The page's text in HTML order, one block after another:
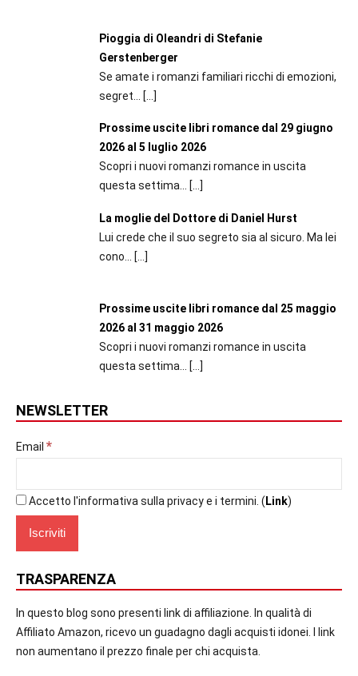
Pioggia di Oleandri di Stefanie
Gerstenberger
Se amate i romanzi familiari ricchi di emozioni,
segret...
[…]
Prossime uscite libri romance dal 29 giugno
2026 al 5 luglio 2026
Scopri i nuovi romanzi romance in uscita
questa settima... […]
La moglie del Dottore di Daniel Hurst
Lui crede che il suo segreto sia al sicuro. Ma lei
cono...
[…]
Prossime uscite libri romance dal 25 maggio
2026 al 31 maggio 2026
Scopri i nuovi romanzi romance in uscita
questa settima...
[…]
NEWSLETTER
Email *
Accetto l'informativa sulla privacy e i termini. ( Link)
TRASPARENZA
In questo blog sono presenti link di affiliazione. In qualità di
Affiliato Amazon, ricevo un guadagno dagli acquisti idonei. I link
non aumentano il prezzo finale per chi acquista.